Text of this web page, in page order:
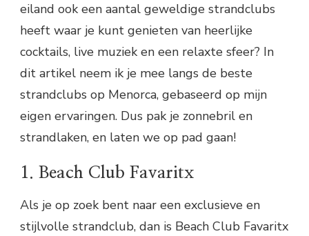
eiland ook een aantal geweldige strandclubs
heeft waar je kunt genieten van heerlijke
cocktails, live muziek en een relaxte sfeer? In
dit artikel neem ik je mee langs de beste
strandclubs op Menorca, gebaseerd op mijn
eigen ervaringen. Dus pak je zonnebril en
strandlaken, en laten we op pad gaan!
1. Beach Club Favaritx
Als je op zoek bent naar een exclusieve en
stijlvolle strandclub, dan is Beach Club Favaritx